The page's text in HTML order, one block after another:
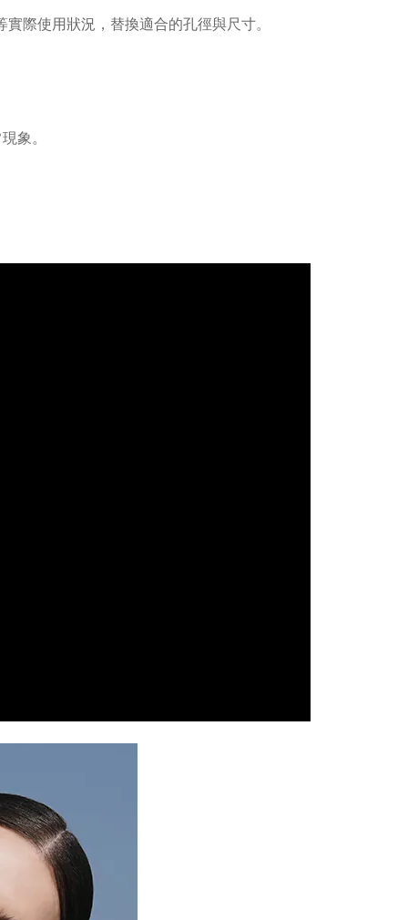
實際使用狀況，替換適合的孔徑與尺寸。
象。